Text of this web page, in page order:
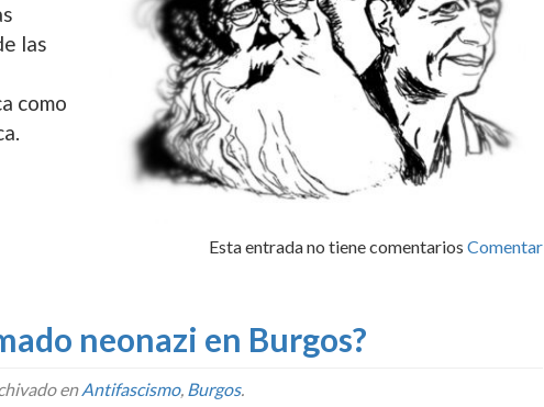
las
como
Esta entrada no tiene comentariosComentar
neonazi en Burgos?
enAntifascismo, Burgos.